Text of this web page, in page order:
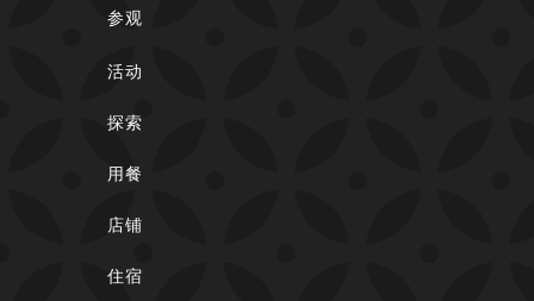
参观
活动
探索
用餐
店铺
住宿